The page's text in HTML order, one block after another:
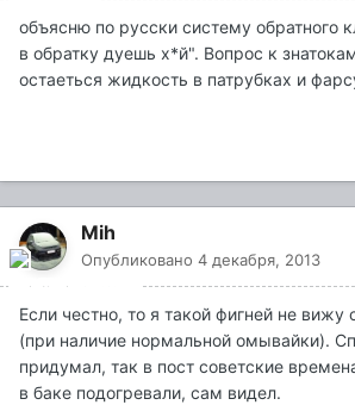
объясню по русски систему обратного
в обратку дуешь х*й". Вопрос к
остаеться жидкость в патрубках и
Mih
Опубликовано 4 декабря, 2013
Если честно, то я такой фигней не
(при наличие нормальной омывайки).
придумал, так в пост советские
в баке подогревали, сам видел.